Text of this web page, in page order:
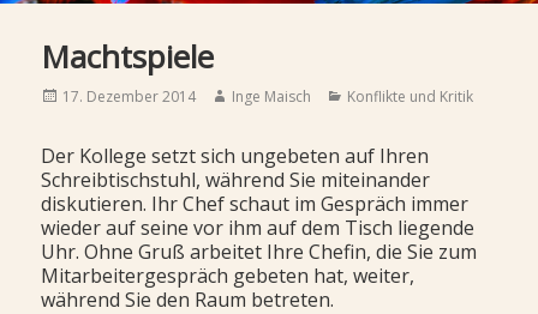
Machtspiele
Posted
17. Dezember 2014 Author
Inge Maisch Categories
Konflikte und Kritik
Der Kollege setzt sich ungebeten auf Ihren
Schreibtischstuhl, während Sie miteinander
diskutieren. Ihr Chef schaut im Gespräch immer
wieder auf seine vor ihm auf dem Tisch liegende
Uhr. Ohne Gruß arbeitet Ihre Chefin, die Sie zum
Mitarbeitergespräch gebeten hat, weiter,
während Sie den Raum betreten.